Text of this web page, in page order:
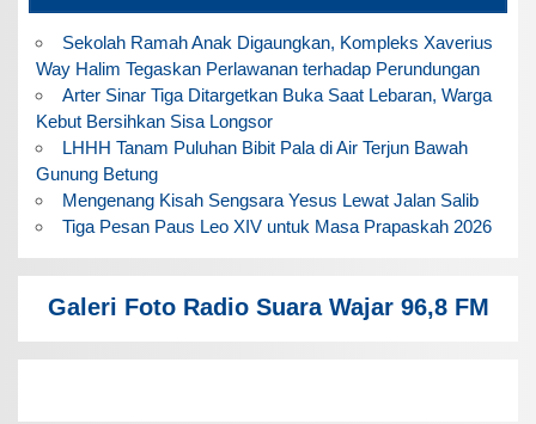
Sekolah Ramah Anak Digaungkan, Kompleks Xaverius
Way Halim Tegaskan Perlawanan terhadap Perundungan
Arter Sinar Tiga Ditargetkan Buka Saat Lebaran, Warga
Kebut Bersihkan Sisa Longsor
LHHH Tanam Puluhan Bibit Pala di Air Terjun Bawah
Gunung Betung
Mengenang Kisah Sengsara Yesus Lewat Jalan Salib
Tiga Pesan Paus Leo XIV untuk Masa Prapaskah 2026
Galeri Foto Radio Suara Wajar 96,8 FM